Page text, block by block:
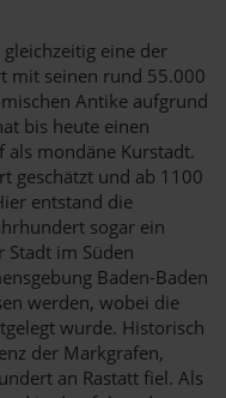
eine der
mit seinen rund 55.000
Antike aufgrund
bis heute einen
als mondäne Kurstadt.
geschätzt und ab 1100
entstand die
sogar ein
im Süden
Baden-Baden
werden, wobei die
wurde. Historisch
der Markgrafen,
an Rastatt fiel. Als